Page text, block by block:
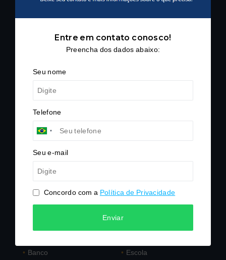
1 Área de serviço
Áreas
Área Total76m²
Outras informações
Idade do imóvel: 0 ano • Incorporação: Cyrela
Perfil: Residencial • manhã
Posição: Frente • morar
Escriturado: Sim • Averbado: Sim
• Banco • Escola
Entre em contato conosco!
Preencha dos dados abaixo:
Seu nome
Telefone
Seu e-mail
Concordo com a Política de Privacidade
Enviar